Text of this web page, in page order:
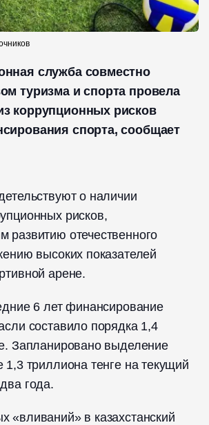
служба совместно
туризма и спорта провела
коррупционных рисков
спорта, сообщает
о наличии
рисков,
развитию отечественного
высоких показателей
арене.
6 лет финансирование
составило порядка 1,4
Запланировано выделение
триллиона тенге на текущий
года.
«вливаний» в казахстанский